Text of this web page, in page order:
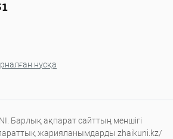
нұсқа
Барлық ақпарат сайттың меншігі
жарияланымдарды zhaikuni.kz/